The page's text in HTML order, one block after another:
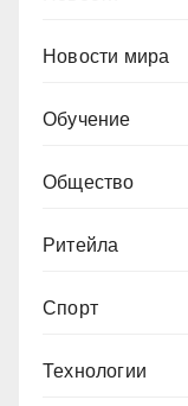
Новости мира
Обучение
Общество
Ритейла
Спорт
Технологии